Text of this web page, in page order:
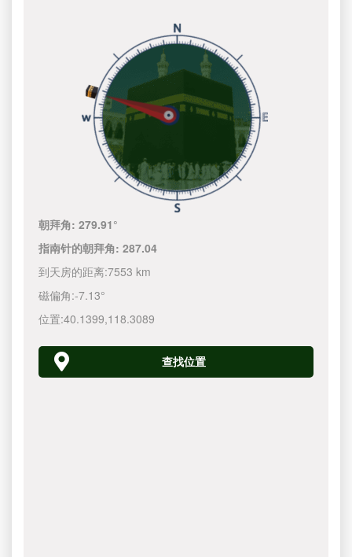
朝拜角:279.91°
指南针的朝拜角:287.04
到天房的距离:7553 km
磁偏角:-7.13°
位置:40.1399,118.3090
查找位置